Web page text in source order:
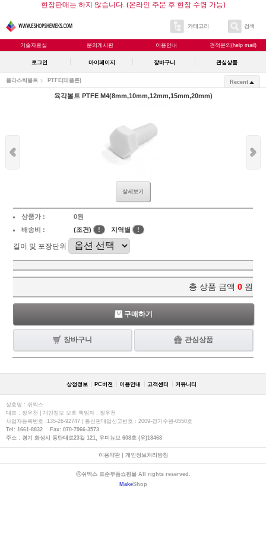
현장판매는 하지 않습니다. (온라인 주문 후 현장 수령 가능)
카테고리 검색
기술자료실 문의게시판 이용안내 견적문의(help mail)
로그인 마이페이지 장바구니 관심상품
플라스틱볼트 PTFE(테플론) Recent
육각볼트 PTFE M4(8mm,10mm,12mm,15mm,20mm)
상세보기
상품가 :
0원
배송비 :
(조건) ! 지역별 !
길이 및 포장단위
총 상품 금액 0 원
구매하기
장바구니 관심상품
상점정보 PC버젼 이용안내 고객센터 커뮤니티
상호명 : 쉬멕스
대표 : 장우천 | 개인정보 보호 책임자 : 장우천
사업자등록번호 :135-26-92747 | 통신판매업신고번호 : 2009-경기수원-0550호
Tel: 1661-8832 Fax: 070-7966-3573
주소 : 경기 화성시 동탄대로23길 121, 우미뉴브 608호 (우)18468
이용약관| 개인정보처리방침
ⓒ쉬멕스 표준부품쇼핑몰 All rights reserved.
MakeShop